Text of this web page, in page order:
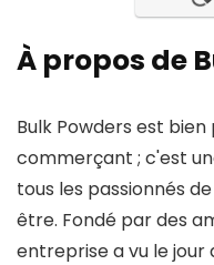
À propos de
Bulk Powders est
commerçant ; c'est
tous les passionnés
être. Fondé par des
entreprise a vu le jour